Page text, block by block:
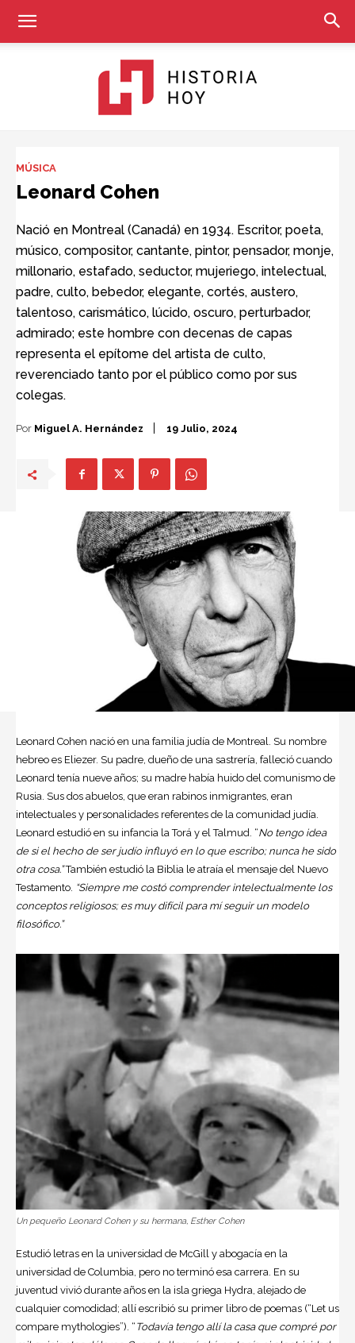
Hoy
MÚSICA
Leonard Cohen
Nació en Montreal (Canadá) en 1934. Escritor, poeta,
músico, compositor, cantante, pintor, pensador, monje,
millonario, estafado, seductor, mujeriego, intelectual,
padre, culto, bebedor, elegante, cortés, austero,
talentoso, carismático, lúcido, oscuro, perturbador,
admirado; este hombre con decenas de capas
representa el epítome del artista de culto,
reverenciado tanto por el público como por sus
colegas.
Por Miguel A. Hernández 19 Julio, 2024
Leonard Cohen nació en una familia judía de Montreal. Su nombre
hebreo es Eliezer. Su padre, dueño de una sastrería, falleció cuando
Leonard tenía nueve años; su madre había huido del comunismo de
Rusia. Sus dos abuelos, que eran rabinos inmigrantes, eran
intelectuales y personalidades referentes de la comunidad judía.
Leonard estudió en su infancia la Torá y el Talmud. “No tengo idea
de si el hecho de ser judío influyó en lo que escribo; nunca he sido
otra cosa.”También estudió la Biblia le atraía el mensaje del Nuevo
Testamento. “Siempre me costó comprender intelectualmente los
conceptos religiosos; es muy difícil para mí seguir un modelo
filosófico.”
Un pequeño Leonard Cohen y su hermana, Esther Cohen
Estudió letras en la universidad de McGill y abogacía en la
universidad de Columbia, pero no terminó esa carrera. En su
juventud vivió durante años en la isla griega Hydra, alejado de
cualquier comodidad; allí escribió su primer libro de poemas (“Let us
compare mythologies”). “ Todavía tengo allí la casa que compré por